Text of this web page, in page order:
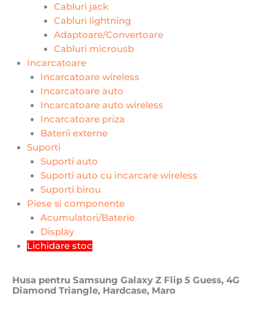
Cabluri jack
Cabluri lightning
Adaptoare/Convertoare
Cabluri microusb
Incarcatoare
Incarcatoare wireless
Incarcatoare auto
Incarcatoare auto wireless
Incarcatoare priza
Baterii externe
Suporti
Suporti auto
Suporti auto cu incarcare wireless
Suporti birou
Piese si componente
Acumulatori/Baterie
Display
Lichidare stoc
Husa pentru Samsung Galaxy Z Flip 5 Guess, 4G
Diamond Triangle, Hardcase, Maro